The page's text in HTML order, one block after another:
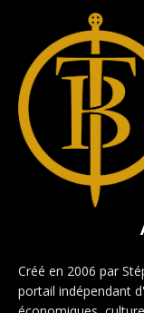
Créé en 2006 par
portail indépendant